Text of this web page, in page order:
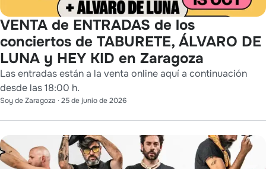
VENTA de ENTRADAS de los
conciertos de TABURETE, ÁLVARO DE
LUNA y HEY KID en Zaragoza
Las entradas están a la venta online aquí a continuación
desde las 18:00 h.
Soy de Zaragoza · 25 de junio de 2026